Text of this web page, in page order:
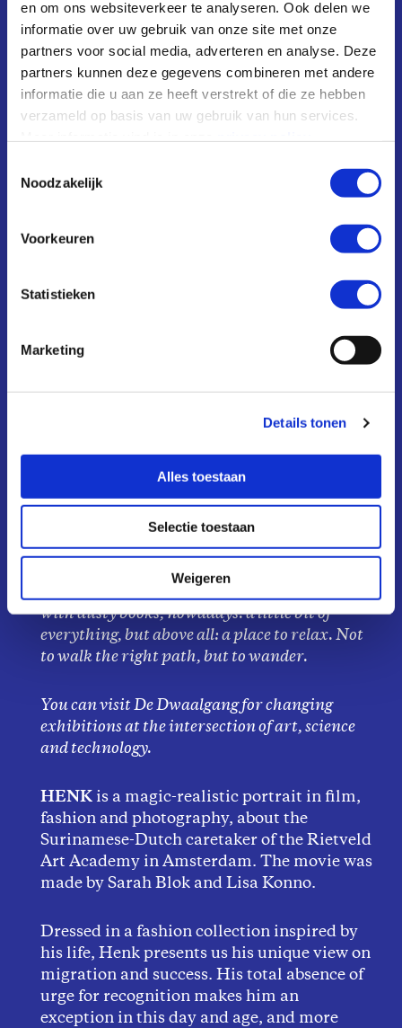
en om ons websiteverkeer te analyseren. Ook delen we
informatie over uw gebruik van onze site met onze
partners voor social media, adverteren en analyse. Deze
partners kunnen deze gegevens combineren met andere
informatie die u aan ze heeft verstrekt of die ze hebben
verzameld op basis van uw gebruik van hun services.
Noodzakelijk
Voorkeuren
Statistieken
Marketing
Details tonen
Alles toestaan
Selectie toestaan
Weigeren
muzen die niet alleen inspireren in uiterlijk,
maar ook in visie. De fotoserie is bedoeld om
de menselijke connectie te vieren die mode
kan brengen wanneer het wordt gebruikt om
een ​​persoon als Henk te portretteren en een
Henk, zoals sleutels en cargozakken, en
verandert deze in ornamenten om zijn rol
verheffen. Theedoekpatronen en
vertegenwoordigen Henks rol als vader.
English
Amsterdam:De Dwaalgang
Welcome, dear wanderer. Is it a sneaky
corridor, an elongated loft, a broom cupboard
without tools? It is De Dwaalgang, Felix’s
with dusty books, nowadays: a little bit of
everything, but above all: a place to relax. Not
to walk the right path, but to wander.
You can visit De Dwaalgang for changing
exhibitions at the intersection of art, science
and technology.
HENK is a magic-realistic portrait in film,
fashion and photography, about the
Surinamese-Dutch caretaker of the Rietveld
Art Academy in Amsterdam. The movie was
made by Sarah Blok and Lisa Konno.
Dressed in a fashion collection inspired by
his life, Henk presents us his unique view on
migration and success. His total absence of
urge for recognition makes him an
exception in this day and age, and more